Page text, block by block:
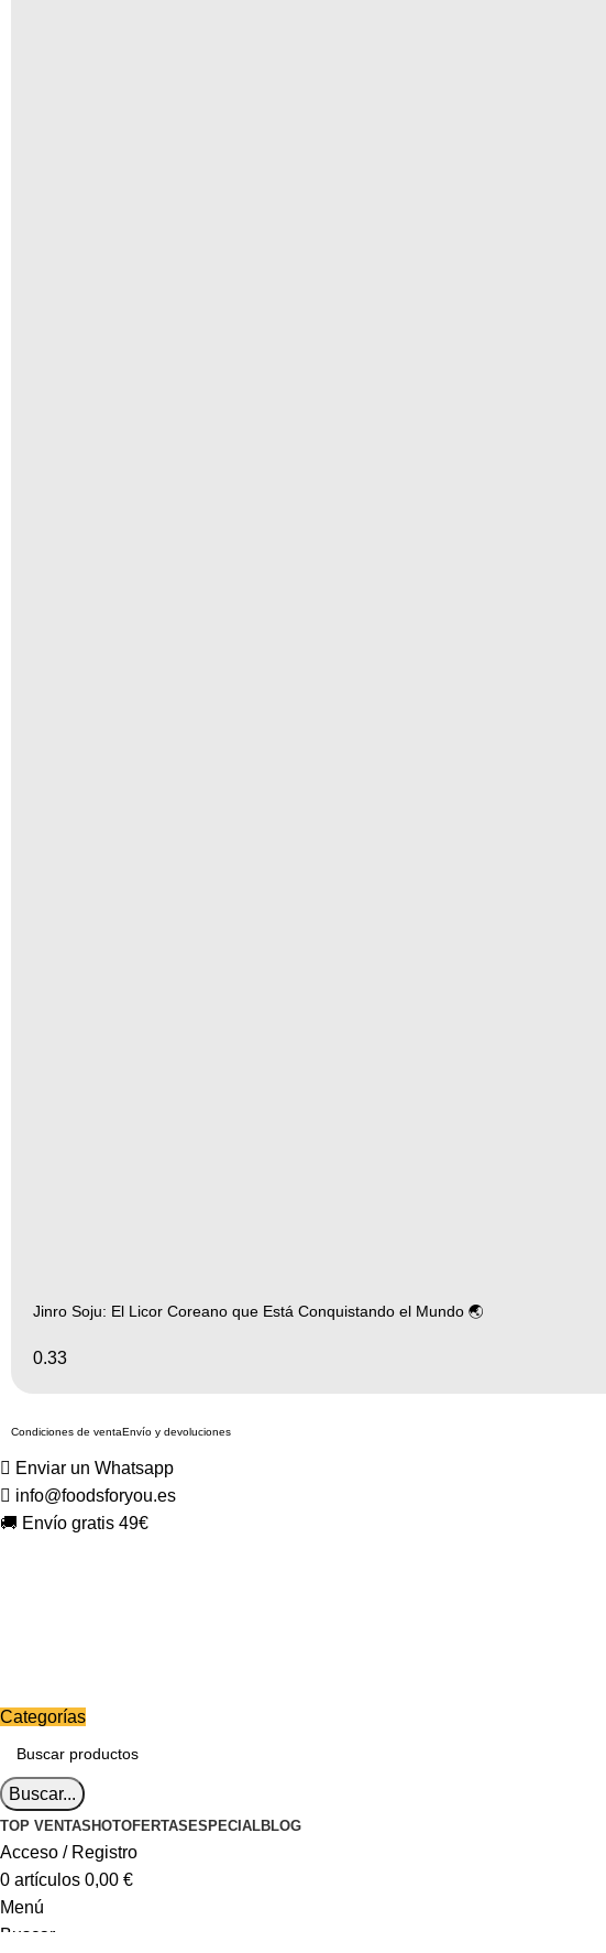
Jinro Soju: El Licor Coreano que Está Conquistando el Mundo 🌏
Condiciones de ventaEnvío y devoluciones
Enviar un Whatsapp
info@foodsforyou.es
🚚 Envío gratis 49€
Categorías
Buscar...
TOP VENTAS HOTOFERTAS ESPECIALBLOG
Acceso / Registro
0 artículos 0,00 €
Menú
Buscar